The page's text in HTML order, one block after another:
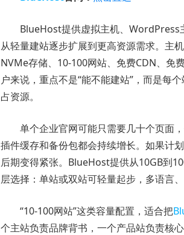
BlueHost提供虚拟主机、WordPress
从轻量建站逐步扩展到更高资源需求。主
NVMe存储、10-100网站、免费CDN、免
户来说，重点不是“能不能建站”，而是每
占资源。
单个企业官网可能只需要几十个页面
插件缓存和备份包都会持续增长。如果计
后期变得紧张。BlueHost提供从10GB到
层选择：单站或双站可轻量起步，多语言
“10-100网站”这类容量配置，适合把
个主站负责品牌背书，一个产品站负责核